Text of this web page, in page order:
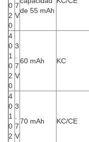
0
2
0
7
V
de 55 mAh
4
0
1
0
2
0
3
.
7
V
60 mAh KC
4
0
1
0
2
3
.
7
V
70 mAh KC/CE